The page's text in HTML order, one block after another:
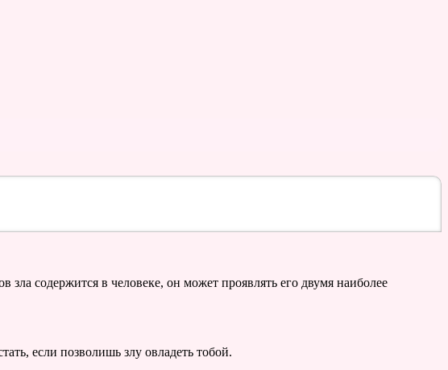
зла содержится в человеке, он может проявлять его двумя наиболее
если позволишь злу овладеть тобой.